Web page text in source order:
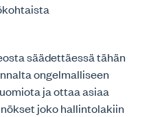
säädettäessä tähän
ongelmalliseen
ja ottaa asiaa
joko hallintolakiin